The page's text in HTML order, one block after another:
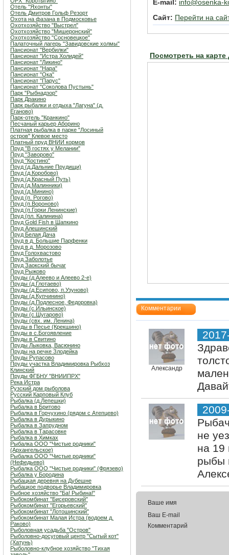
Отель "Яхонты"
Отель Дмитров Гольф Резорт
Охота на фазана в Подмосковье
Охотхозяйство "Выстрел"
Охотхозяйство "Мишеронский"
Охотхозяйство "Сосновецкое"
Палаточный лагерь "Завидовские холмы"
Пансионат "Вербилки"
Пансионат "Истра Холидей"
Пансионат "Ликино"
Пансионат "Нара"
Пансионат "Ока"
Пансионат "Парус"
Пансионат "Соколова Пустынь"
Парк "Рыбнадзор"
Парк Дракино
Парк рыбалки и отдыха "Лагуна" (д.
Еганово)
Парк-отель "Кранкино"
Песчаный карьер Аборино
Платная рыбалка в парке "Лосиный
остров" Клевое место
Платный пруд ВНИИ кормов
Пруд "В гостях у Мелании"
Пруд "Заворово"
Пруд "Костино"
Пруд (д.Дальние Прудищи)
Пруд (д.Коробово)
Пруд (д.Красный Путь)
Пруд (д.Малинники)
Пруд (д.Минино)
Пруд (п. Рогово)
Пруд (п.Вороново)
Пруд (п.Горки Ленинские)
Пруд (пл. Калинина)
Пруд Gold Fish в Шапкино
Пруд Алешинский
Пруд Белая Дача
Пруд в д. Большие Парфенки
Пруд в д. Морозово
Пруд Голохвастово
Пруд Заболотье
Пруд Заокский бычаг
Пруд Рыжово
Пруды (д.Алеево и Алеево 2-е)
Пруды (д.Глотаево)
Пруды (д.Есипово, п.Узуново)
Пруды (д.Купчинино)
Пруды (д.Подлесное, Федоровка)
Пруды (с.Ильинское)
Пруды (с.Шугарово)
Пруды (свх. им. Ленина)
Пруды в Песье (Крекшино)
Пруды в с.Богоявление
Пруды в Свитино
Пруды Лыковка, Васюнино
Пруды на речке Злодейка
Пруды Рупасово
Пруды участка Владимировка Рыбхоз
Клинский
Пруды ФГБНУ "ВНИИПРХ"
Река Истра
Рузский дом рыболова
Русский Карповый Клуб
Рыбалка (д.Лепешки)
Рыбалка в Бритово
Рыбалка в Горчухино (рядом с Атепцево)
Рыбалка в Дурыкино
Рыбалка в Запрудном
Рыбалка в Тарасовке
Рыбалка в Химках
Рыбалка ООО "Чистые родники"
(Архангельское)
Рыбалка ООО "Чистые родники"
(Нефедьево)
Рыбалка ООО "Чистые родники" (Фрязево)
Рыбалка у Бородина
Рыбацкая деревня на Дубешне
Рыбацкое подворье Владимировка
Рыбное хозяйство "Ба! Рыбина!"
Рыбокомбинат "Бисеровский"
Рыбокомбинат "Егорьевский"
Рыбокомбинат "Лотошинский"
Рыбокомбинат Малая Истра (водоем д.
Раково)
Рыболовная усадьба "Остров"
Рыболовно-досуговый центр "Сытый кот"
(Хатунь)
Рыболовно-клубное хозяйство "Тихая
E-mail: info@osenka-
Сайт: Перейти на
Посмотреть на
Комментарии
Александр
не
на 19
рыбы
Ваше имя
Ваш E-mail
Комментарий